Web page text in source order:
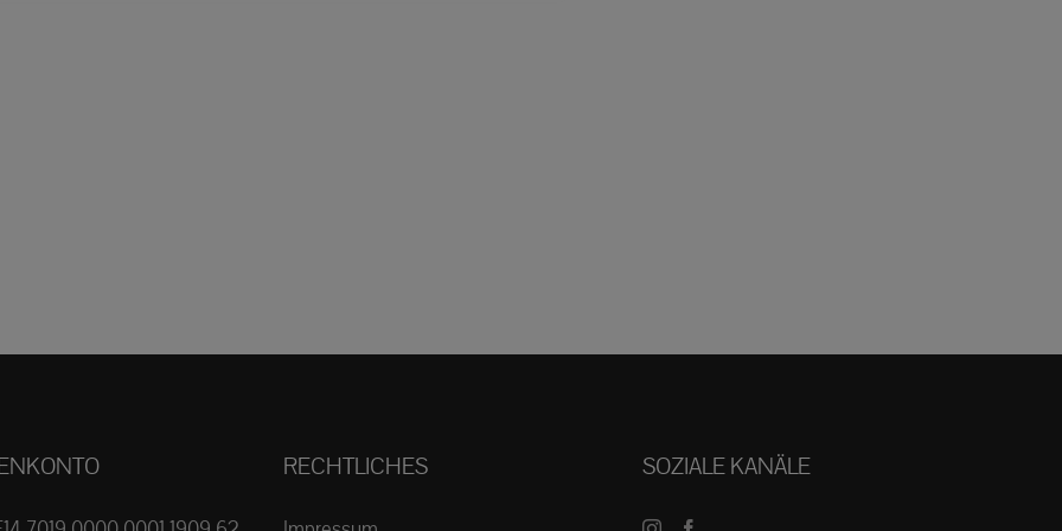
RECHTLICHES SOZIALE KANÄLE